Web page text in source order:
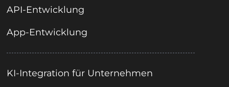
API-Entwicklung
App-Entwicklung
KI-Integration für Unternehmen